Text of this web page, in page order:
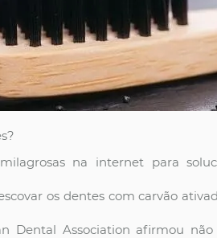
na internet para
os dentes com carvão
Dental Association afirmou